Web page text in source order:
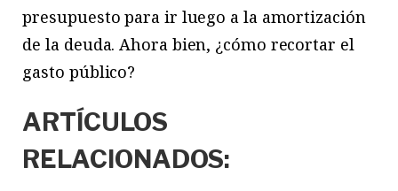
presupuesto para ir luego a la amortización
de la deuda. Ahora bien, ¿cómo recortar el
gasto público?
ARTÍCULOS
RELACIONADOS: